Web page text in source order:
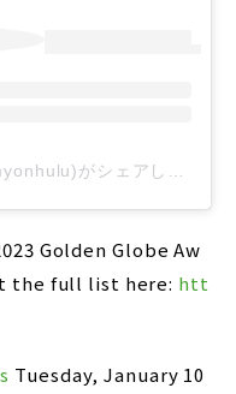
Golden Globe Aw
the full list here: htt
Tuesday, January 10